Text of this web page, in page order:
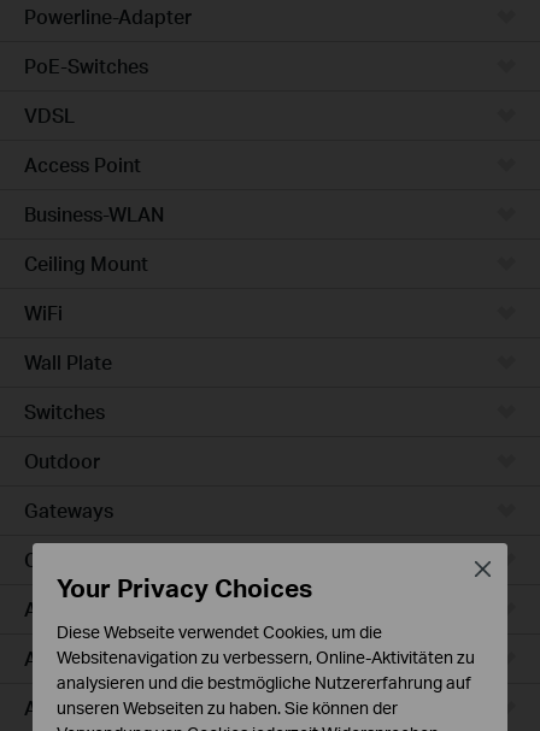
Powerline-Adapter
PoE-Switches
VDSL
Access Point
Business-WLAN
Ceiling Mount
WiFi
Wall Plate
Switches
Outdoor
Gateways
Campus
Access Max
Aggregation
Access Plus
Your Privacy Choices
Diese Webseite verwendet Cookies, um die
Websitenavigation zu verbessern, Online-Aktivitäten zu
analysieren und die bestmögliche Nutzererfahrung auf
unseren Webseiten zu haben. Sie können der
Close